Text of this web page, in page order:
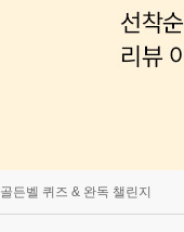
골든벨 퀴즈 & 완독 챌린지